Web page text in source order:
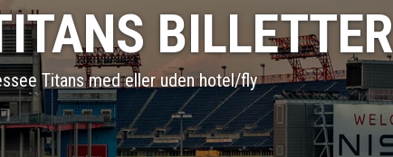
BILLETTER
Titans med eller uden hotel/fly